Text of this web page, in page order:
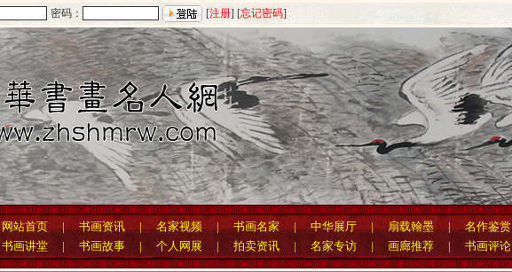
密码： [注册] [忘记密码]
网站首页 |书画资讯 |名家视频 |书画名家 |中华展厅 |扇载翰墨 |名作鉴赏
书画讲堂
| 书画故事 | 个人网展 | 拍卖资讯 | 名家专访 | 画廊推荐 | 书画评论